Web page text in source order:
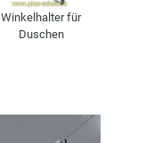
Winkelhalter für
Duschen